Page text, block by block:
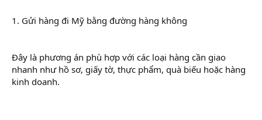
1. Gửi hàng đi Mỹ bằng đường hàng không
Đây là phương án phù hợp với các loại hàng cần giao
nhanh như hồ sơ, giấy tờ, thực phẩm, quà biếu hoặc hàng
kinh doanh.